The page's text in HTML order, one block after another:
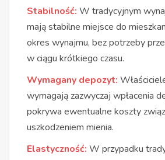
Stabilność: W tradycyjnym
mają stabilne miejsce do
okres wynajmu, bez potrzeby
w ciągu krótkiego czasu.
Wymagany depozyt:
wymagają zazwyczaj wpłacenia
pokrywa ewentualne koszty
uszkodzeniem mienia.
Elastyczność: W przypadku